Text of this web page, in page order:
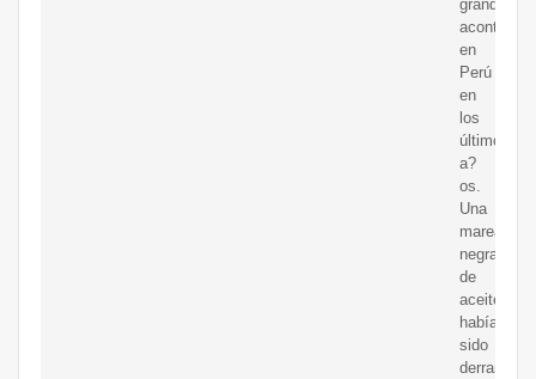
grandes
en
Perú
en
los
últimos
a?
os.
Una
marea
negra,
de
había
sido
derramada